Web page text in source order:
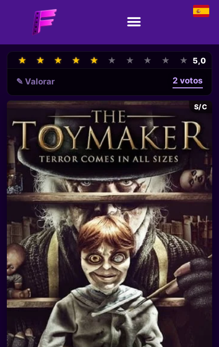
★
★ ★
★ ★
★ ★
★ ★
★ ★
★ ★
★ ★
★ ★
★ ★
★ 5,0
✎ Valorar 2 votos
S/C